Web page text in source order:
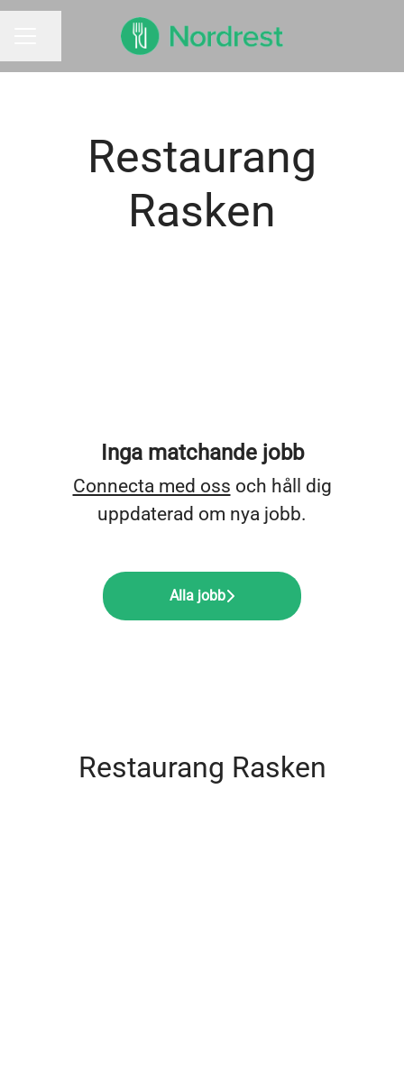
Restaurang
Rasken
Inga matchande jobb
Connecta med oss och håll dig
uppdaterad om nya jobb.
Alla jobb
Restaurang Rasken